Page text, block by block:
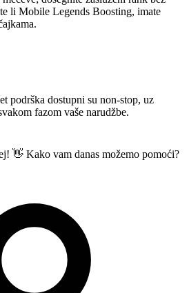
li Mobile Legends Boosting, imate
podrška dostupni su non-stop, uz
fazom vaše narudžbe.
👋 Kako vam danas možemo pomoći?